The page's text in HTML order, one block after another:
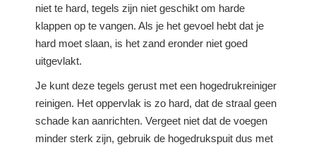
niet te hard, tegels zijn niet geschikt om harde
klappen op te vangen. Als je het gevoel hebt dat je
hard moet slaan, is het zand eronder niet goed
uitgevlakt.
Je kunt deze tegels gerust met een hogedrukreiniger
reinigen. Het oppervlak is zo hard, dat de straal geen
schade kan aanrichten. Vergeet niet dat de voegen
minder sterk zijn, gebruik de hogedrukspuit dus met